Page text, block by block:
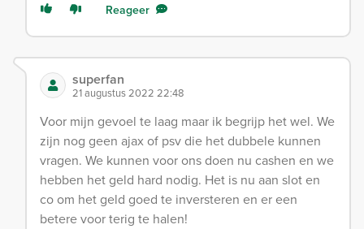
Reageer
superfan
21 augustus 2022 22:48
Voor mijn gevoel te laag maar ik begrijp het wel. We
zijn nog geen ajax of psv die het dubbele kunnen
vragen. We kunnen voor ons doen nu cashen en we
hebben het geld hard nodig. Het is nu aan slot en
co om het geld goed te inversteren en er een
betere voor terig te halen!